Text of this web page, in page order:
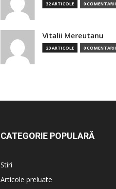
32 ARTICOLE 0 COMENTARII
Vitalii Mereutanu
23 ARTICOLE 0 COMENTARII
CATEGORIE POPULARĂ
Stiri
Articole preluate